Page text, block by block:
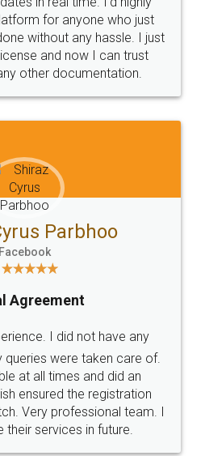
Testimonials
License
docs! I've applied FSSAI
Their customer service
and very helpful. I had to
because of an
Pooja was very patient
She had assisted me till
for the service.